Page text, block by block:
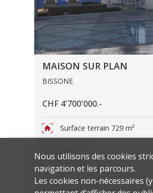
MAISON SUR PLAN
BISSONE
CHF 4'700'000.-
Surface terrain 729 m²
Places de parc4
Nous utilisons des cookies
navigation et les parcours.
Les cookies non-nécessaires